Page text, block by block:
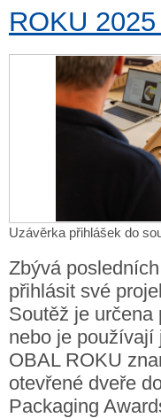
ROKU
Uzávěrka přihlášek do
Zbývá
přihlásit své
Soutěž je
nebo je používají
OBAL ROKU
otevřené dveře
Packaging